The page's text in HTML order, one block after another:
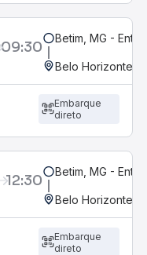
09:30 Betim, MG -
Belo Horizonte,
Embarque
direto
12:30 Betim, MG -
Belo Horizonte,
Embarque
direto